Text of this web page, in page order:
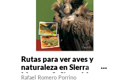
Rutas para ver aves y
naturaleza en Sierra
Morena. 3: Sierra Morena
Rafael Romero Porrino